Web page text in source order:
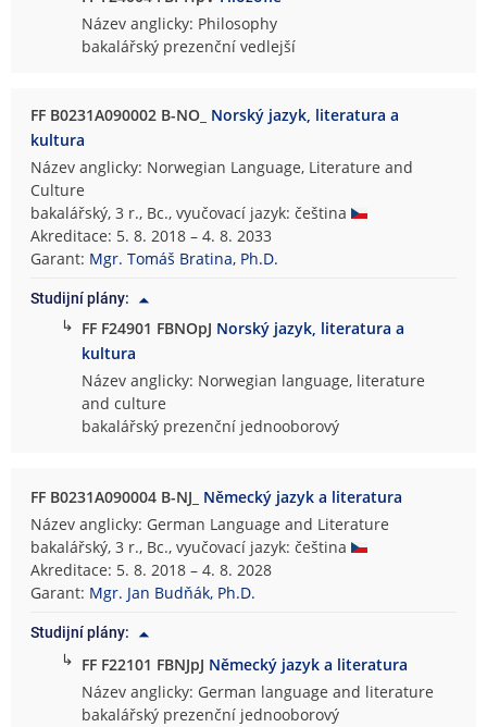
Název anglicky: Philosophy
bakalářský prezenční vedlejší
FF B0231A090002 B-NO_ Norský jazyk, literatura a
kultura
Název anglicky: Norwegian Language, Literature and
Culture
bakalářský, 3 r., Bc., vyučovací jazyk: čeština
Akreditace: 5. 8. 2018 – 4. 8. 2033
Garant: Mgr. Tomáš Bratina, Ph.D.
Studijní plány:
↳ FF F24901 FBNOpJ Norský jazyk, literatura a
kultura
Název anglicky: Norwegian language, literature
and culture
bakalářský prezenční jednooborový
FF B0231A090004 B-NJ_ Německý jazyk a literatura
Název anglicky: German Language and Literature
bakalářský, 3 r., Bc., vyučovací jazyk: čeština
Akreditace: 5. 8. 2018 – 4. 8. 2028
Garant: Mgr. Jan Budňák, Ph.D.
Studijní plány:
↳ FF F22101 FBNJpJ Německý jazyk a literatura
Název anglicky: German language and literature
bakalářský prezenční jednooborový